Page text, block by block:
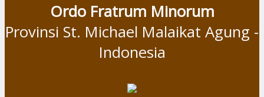
Ordo Fratrum Minorum
Provinsi St. Michael Malaikat Agung -
Indonesia